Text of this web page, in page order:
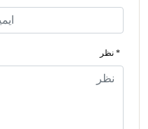
* نظر